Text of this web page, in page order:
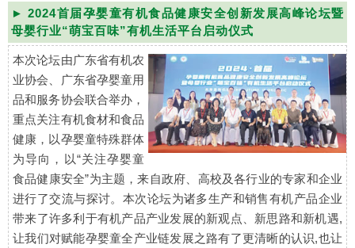
► 2024首届孕婴童有机食品健康安全创新发展高峰论坛暨
母婴行业“萌宝百味”有机生活平台启动仪式
本次论坛由广东省有机农
业协会、广东省孕婴童用
品和服务协会联合举办，
重点关注有机食材和食品
健康，以孕婴童特殊群体
为导向，以“关注孕婴童
食品健康安全”为主题，来自政府、高校及各行业的专家和企业
进行了交流与探讨。本次论坛为诸多生产和销售有机产品企业
带来了许多利于有机产品产业发展的新观点、新思路和新机遇,
让我们对赋能孕婴童全产业链发展之路有了更清晰的认识,也让